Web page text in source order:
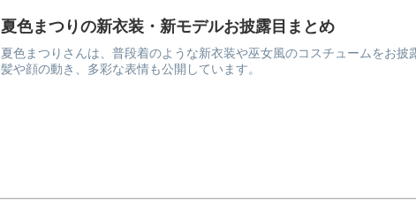
夏色まつりの新衣装・新モデルお披露目まとめ
夏色まつりさんは、普段着のような新衣装や巫女風のコスチュームをお
髪や顔の動き、多彩な表情も公開しています。